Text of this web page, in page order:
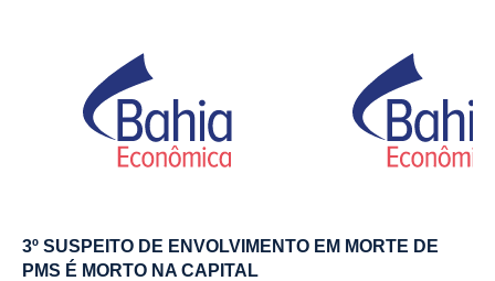
3º SUSPEITO DE ENVOLVIMENTO EM MORTE DE
PMS É MORTO NA CAPITAL